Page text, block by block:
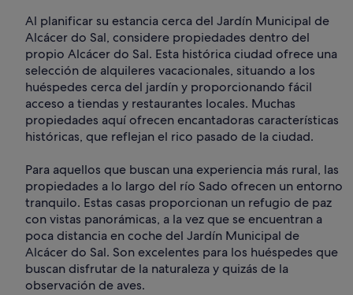
Al planificar su estancia cerca del Jardín Municipal de
Alcácer do Sal, considere propiedades dentro del
propio Alcácer do Sal. Esta histórica ciudad ofrece una
selección de alquileres vacacionales, situando a los
huéspedes cerca del jardín y proporcionando fácil
acceso a tiendas y restaurantes locales. Muchas
propiedades aquí ofrecen encantadoras características
históricas, que reflejan el rico pasado de la ciudad.
Para aquellos que buscan una experiencia más rural, las
propiedades a lo largo del río Sado ofrecen un entorno
tranquilo. Estas casas proporcionan un refugio de paz
con vistas panorámicas, a la vez que se encuentran a
poca distancia en coche del Jardín Municipal de
Alcácer do Sal. Son excelentes para los huéspedes que
buscan disfrutar de la naturaleza y quizás de la
observación de aves.